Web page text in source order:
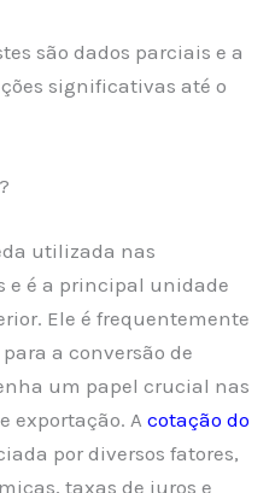
são dados parciais e a
significativas até o
utilizada nas
e é a principal unidade
Ele é frequentemente
a conversão de
um papel crucial nas
exportação. A cotação do
por diversos fatores,
taxas de juros e